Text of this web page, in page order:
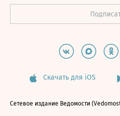
Скачать для iOS
Сетевое издание Ведомости